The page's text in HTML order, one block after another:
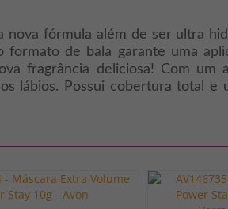
nova fórmula além de ser ultra
de bala garante uma
fragrância deliciosa! Com um
lábios. Possui cobertura total